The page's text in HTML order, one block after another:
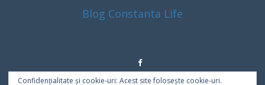
Blog Constanta Life
Confidențialitate și cookie-uri: Acest site folosește cookie-uri.